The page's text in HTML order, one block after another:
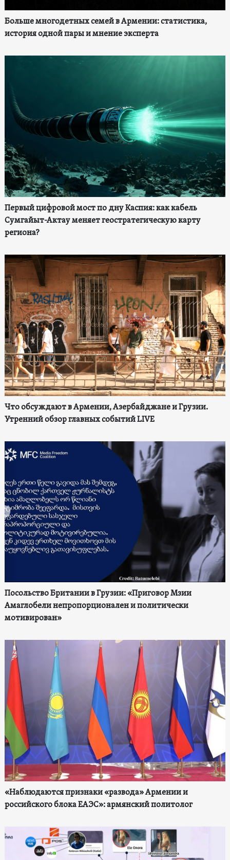
Больше многодетных семей в Армении: статистика,
история одной пары и мнение эксперта
Первый цифровой мост по дну Каспия: как кабель
Сумгайыт-Актау меняет геостратегическую карту
региона?
Что обсуждают в Армении, Азербайджане и Грузии.
Утренний обзор главных событий LIVE
Посольство Британии в Грузии: «Приговор Мзии
Амаглобели непропорционален и политически
мотивирован»
«Наблюдаются признаки «развода» Армении и
российского блока ЕАЭС»: армянский политолог